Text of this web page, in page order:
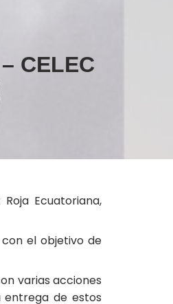
CELEC
Ecuatoriana,
el objetivo de
varias acciones
entrega de estos